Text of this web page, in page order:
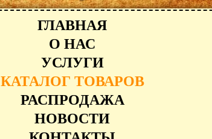
ГЛАВНАЯ
О НАС
УСЛУГИ
КАТАЛОГ ТОВАРОВ
РАСПРОДАЖА
НОВОСТИ